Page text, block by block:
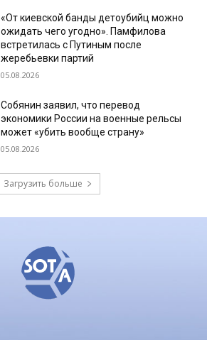
«От киевской банды детоубийц можно
ожидать чего угодно». Памфилова
встретилась с Путиным после
жеребьевки партий
05.08.2026
Собянин заявил, что перевод
экономики России на военные рельсы
может «убить вообще страну»
05.08.2026
Загрузить больше